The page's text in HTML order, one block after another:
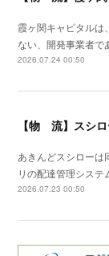
霞ヶ関キャピタルは
ない、開発事業者
2026.07.24 00:50
あきんどスシローは
リの配達管理シス
2026.07.23 00:50